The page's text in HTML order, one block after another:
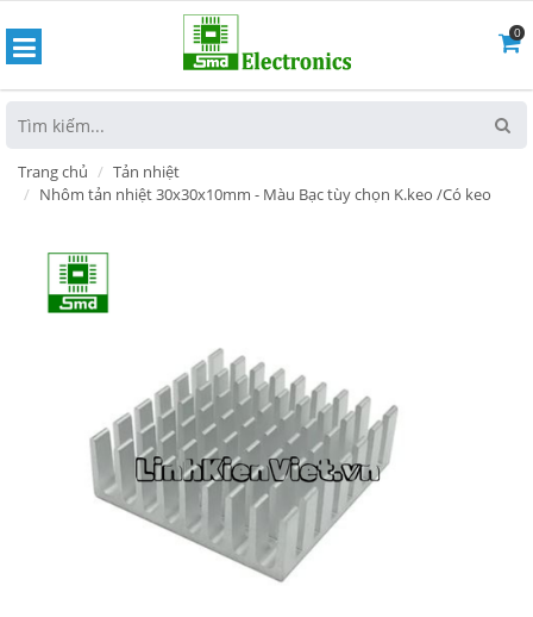
0
Trang chủ
Tản nhiệt
Nhôm tản nhiệt 30x30x10mm - Màu Bạc tùy chọn K.keo /Có keo